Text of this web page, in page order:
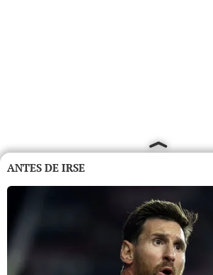
ANTES DE IRSE